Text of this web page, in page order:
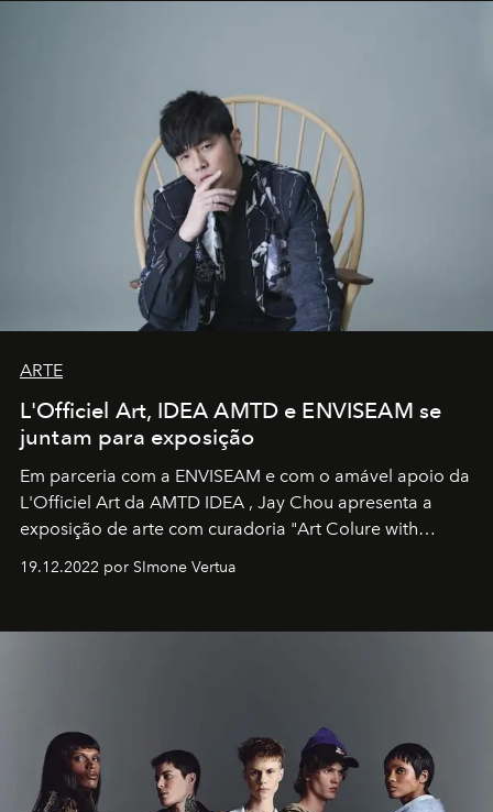
ARTE
L'Officiel Art, IDEA AMTD e ENVISEAM se
juntam para exposição
Em parceria com a ENVISEAM e com o amável apoio da
L'Officiel Art da AMTD IDEA , Jay Chou apresenta a
exposição de arte com curadoria "Art Colure with
19.12.2022 por SImone Vertua